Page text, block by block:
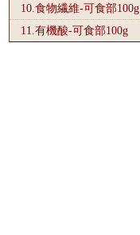
10.食物繊維-可食部100g
11.有機酸-可食部100g